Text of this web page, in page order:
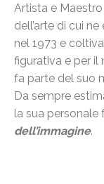
Artista e
dell’arte di cui ne
nel 1973 e
figurativa e per il
fa parte del suo
Da sempre
la sua personale
dell’immagine.